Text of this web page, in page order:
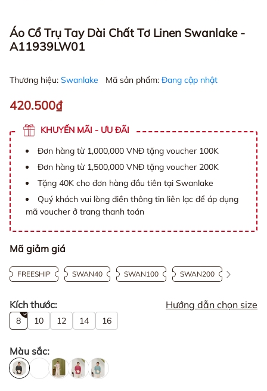
Áo Cổ Trụ Tay Dài Chất Tơ Linen Swanlake -
A11939LW01
Thương hiệu: Swanlake Mã sản phẩm: Đang cập nhật
420.500₫
KHUYẾN MÃI - ƯU ĐÃI
Đơn hàng từ 1,000,000 VNĐ tặng voucher 100K
Đơn hàng từ 1,500,000 VNĐ tặng voucher 200K
Tặng 40K cho đơn hàng đầu tiên tại Swanlake
Quý khách vui lòng điền thông tin liên lạc để áp dụng
mã voucher ở trang thanh toán
Mã giảm giá
FREESHIP SWAN40 SWAN100 SWAN200
Kích thước: Hướng dẫn chọn size
8 10 12 14 16
Màu sắc: